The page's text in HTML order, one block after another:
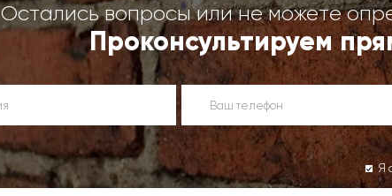
Остались вопросы или не можете
Проконсультируем
Я